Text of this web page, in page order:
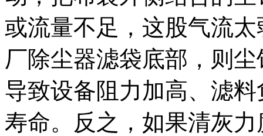
或流量不足，这股气流
厂除尘器滤袋底部，则
导致设备阻力加高、滤
寿命。反之，如果清灰